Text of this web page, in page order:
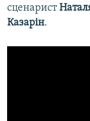
сценарист
Казарін.